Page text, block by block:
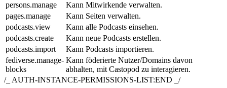
persons.manage
Kann Mitwirkende verwalten.
pages.manage
Kann Seiten verwalten.
podcasts.view
Kann alle Podcasts einsehen.
podcasts.create
Kann neue Podcasts erstellen.
podcasts.import
Kann Podcasts importieren.
fediverse.manage-
blocks
Kann föderierte Nutzer/Domains davon
abhalten, mit Castopod zu interagieren.
/_ AUTH-INSTANCE-PERMISSIONS-LIST:END _/